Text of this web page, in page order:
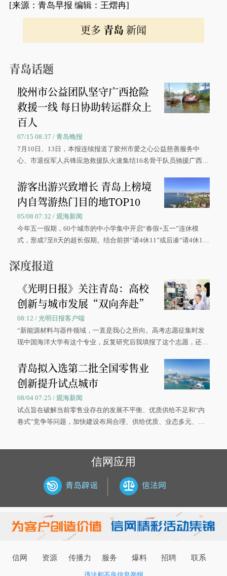
[来源：青岛早报 编辑：王熠冉]
更多 青岛 新闻
青岛话题
胶州市公益团队坚守广西抢险
救援一线 每日协助转运群众上
百人
07/15 08:37 / 青岛晚报
7月10日、13日，本报连续报道了胶州市爱之心公益慈善服务中
心、市退役军人兵锋应急救援队火速集结16名骨干队员驰援广西灾
游客出游兴致增长 青岛上榜境
内自驾游热门目的地TOP10
05/08 07:32 / 观海新闻
今年五一假期，60个城市的中小学集中开启“春假+五一”连休模
式，形成7至8天的超长假期。结合前拼“请4休11”或后凑“请4休1
深度报道
《光明日报》关注青岛：高校
创新与城市发展“双向奔赴”
08:12 / 光明日报客户端
“新能源材料与器件领域，一直是我心之所向。高考志愿征集时发
现中国海洋大学有这个专业，反复研究后我填报了这个志愿，还真
大学材料科学与工程学院材料类专业的录取通知书。
青岛拟入选第二批全国零售业
创新提升试点城市
08/04 07:25 / 观海新闻
试点旨在破解当前零售业存在的发展不平衡、优质供给不足和“内
卷式”竞争等问题，加快建设布局合理、供给优质、业态多元、智
信网应用
信网 资源 传播力 服务 爆料 招聘 联系